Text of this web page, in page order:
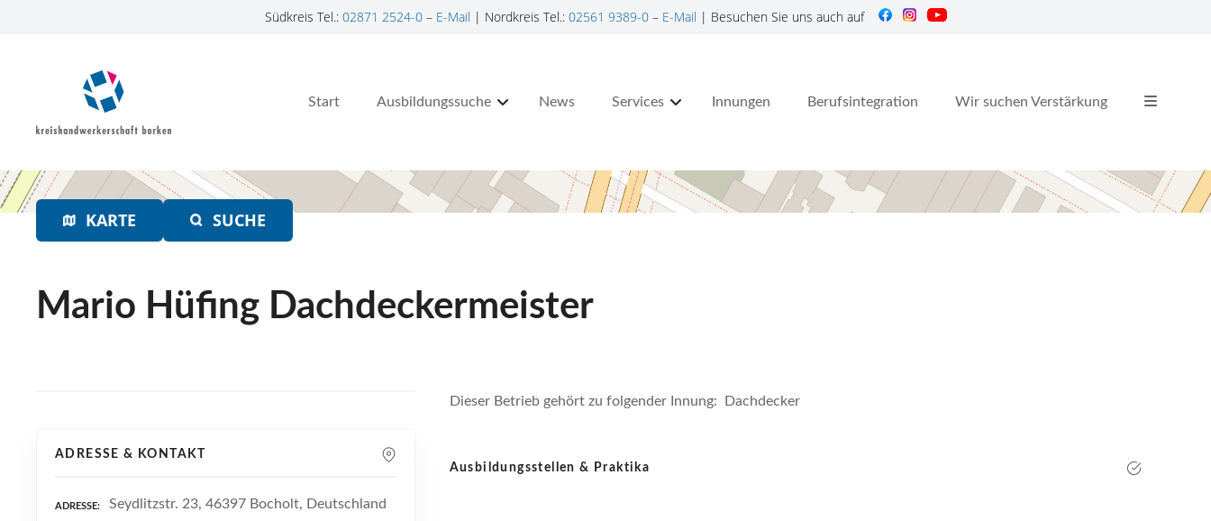
Südkreis Tel.: 02871 2524-0– E-Mail | Nordkreis Tel.: 02561 9389-0– E-Mail | Besuchen Sie uns auch auf
a
t
Start Ausbildungssuche News Services Innungen Berufsintegration Wir suchen Verstärkung
KARTE SUCHE
Mario Hüfing Dachdeckermeister
ADRESSE & KONTAKT
ADRESSE Seydlitzstr. 23, 46397 Bocholt, Deutschland
Dieser Betrieb gehört zu folgender Innung: Dachdecker
Ausbildungsstellen & Praktika